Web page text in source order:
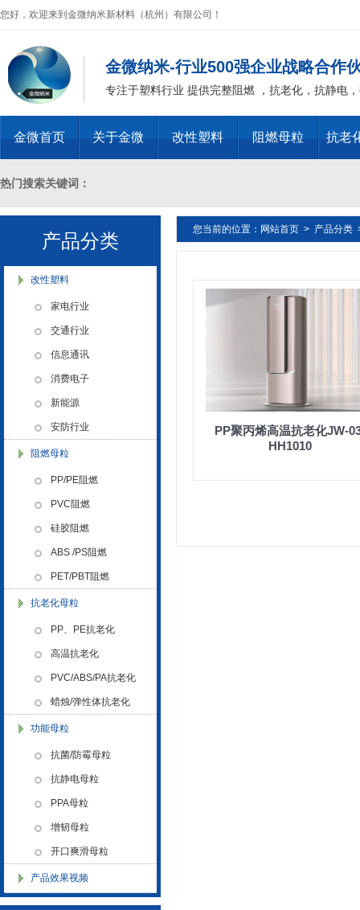
您好，欢迎来到金微纳米新材料（杭州）有限公司！
金微纳米-行业500强企业战略合作
专注于塑料行业 提供完整阻燃 ，抗老化，抗静电
金微首页 关于金微 改性塑料 阻燃母粒 抗老
热门搜索关键词：
十溴二苯乙烷母粒，三氧化二锑母粒，三氧化二锑替代物 PVC 无卤
燃 ABS阻燃 ，PA 阻燃，PET阻燃 ，PBT阻燃 ，环氧树脂阻燃，玻璃
化，抗静电母粒，阻燃料，抗老化料，环氧树脂抗老化，油漆涂料抗菌
色母粒 氧化诱导剂，
产品分类
改性塑料
家电行业
交通行业
信息通讯
消费电子
新能源
安防行业
阻燃母粒
PP/PE阻燃
PVC阻燃
硅胶阻燃
ABS /PS阻燃
PET/PBT阻燃
抗老化母粒
PP、PE抗老化
高温抗老化
PVC/ABS/PA抗老化
蜡烛/弹性体抗老化
功能母粒
抗菌/防霉母粒
抗静电母粒
PPA母粒
增韧母粒
开口爽滑母粒
产品效果视频
业”称号
业执照
新址
中国塑料加工 中国塑料加工协
会改性塑料专业委员会理事单
位协会性塑料专业委员会理事
单位
您当前的位置： 网站首页 > 产品分类
PP聚丙烯高温抗老化JW-
HH1010